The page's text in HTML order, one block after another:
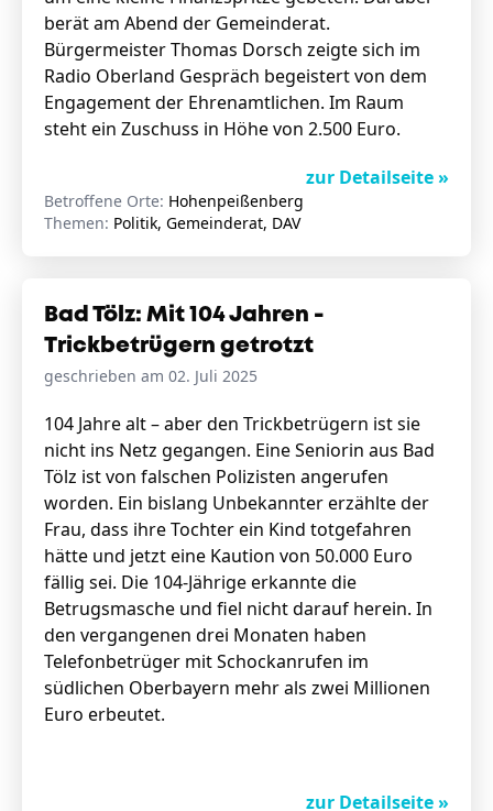
berät am Abend der Gemeinderat.
Bürgermeister Thomas Dorsch zeigte sich im
Radio Oberland Gespräch begeistert von dem
Engagement der Ehrenamtlichen. Im Raum
steht ein Zuschuss in Höhe von 2.500 Euro.
zur Detailseite »
Betroffene Orte: Hohenpeißenberg
Themen: Politik, Gemeinderat, DAV
Bad Tölz: Mit 104 Jahren -
Trickbetrügern getrotzt
geschrieben am 02. Juli 2025
104 Jahre alt – aber den Trickbetrügern ist sie
nicht ins Netz gegangen. Eine Seniorin aus Bad
Tölz ist von falschen Polizisten angerufen
worden. Ein bislang Unbekannter erzählte der
Frau, dass ihre Tochter ein Kind totgefahren
hätte und jetzt eine Kaution von 50.000 Euro
fällig sei. Die 104-Jährige erkannte die
Betrugsmasche und fiel nicht darauf herein. In
den vergangenen drei Monaten haben
Telefonbetrüger mit Schockanrufen im
südlichen Oberbayern mehr als zwei Millionen
Euro erbeutet.
zur Detailseite »